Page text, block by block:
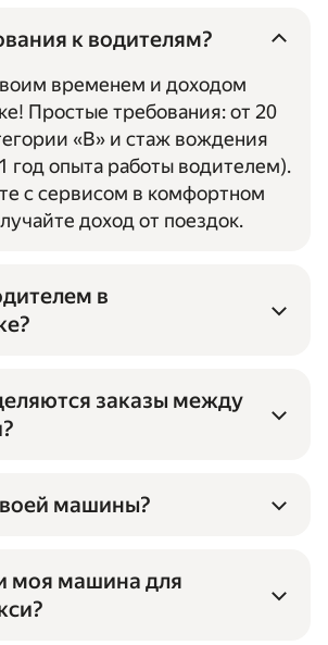
к водителям?
временем и доходом
Простые требования: от 20
«B» и стаж вождения
год опыта работы водителем).
с сервисом в комфортном
доход от поездок.
в
ответы на вопросы
либо сразу скачайте
в нём.
начать получать заказы,
о парке, о вас и вашем
заказы между
выбранного в приложении
чем он выше, тем
заказы.
машины?
заказов, или вы не хотите
на линию, машину можно
моя машина для